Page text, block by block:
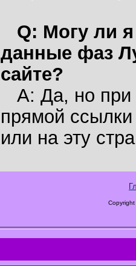
Q: Могу ли
данные фаз
сайте?
A: Да, но при
прямой
или на эту